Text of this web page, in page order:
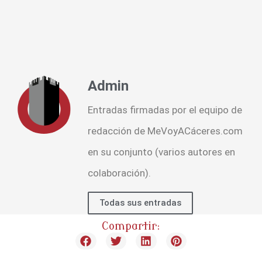
Admin
Entradas firmadas por el equipo de
redacción de MeVoyACáceres.com
en su conjunto (varios autores en
colaboración).
Todas sus entradas
Compartir: